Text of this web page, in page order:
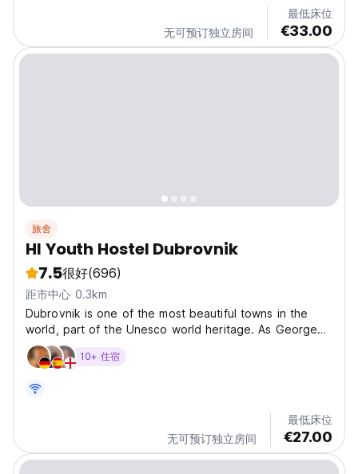
无可预订独立房间
最低床位
€33.00
旅舍
HI Youth Hostel Dubrovnik
7.5很好(696)
距市中心 0.3km
Dubrovnik is one of the most beautiful towns in the
world, part of the Unesco world heritage. As George
Bernard Shaw said: 'Those who seek paradise on earth
should come to Dubrovnik.' HI Youth Hostel Dubrovnik
10+ 住宿
无可预订独立房间
最低床位
€27.00